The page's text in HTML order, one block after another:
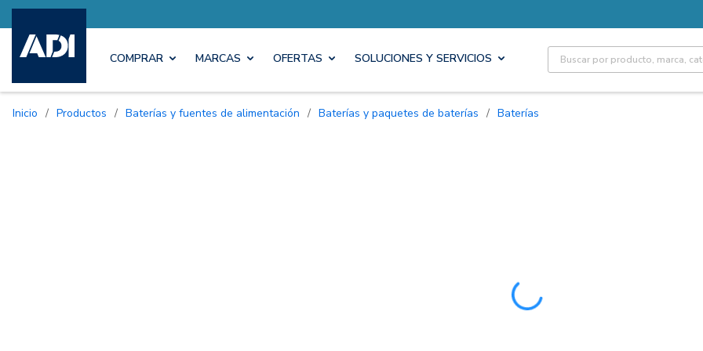
COMPRAR MARCAS OFERTAS SOLUCIONES Y SERVICIOS Site Search
Inicio / Productos / Baterías y fuentes de alimentación / Baterías y paquetes de baterías / Baterías